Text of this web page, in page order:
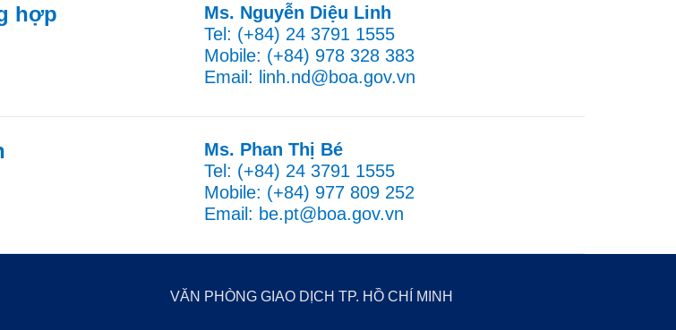
hợp
Ms. Nguyễn Diệu Linh
Tel: (+84) 24 3791 1555
Mobile: (+84) 978 328 383
Email: linh.nd@boa.gov.vn
Ms. Phan Thị Bé
Tel: (+84) 24 3791 1555
Mobile: (+84) 977 809 252
Email: be.pt@boa.gov.vn
VĂN PHÒNG GIAO DỊCH TP. HỒ CHÍ MINH